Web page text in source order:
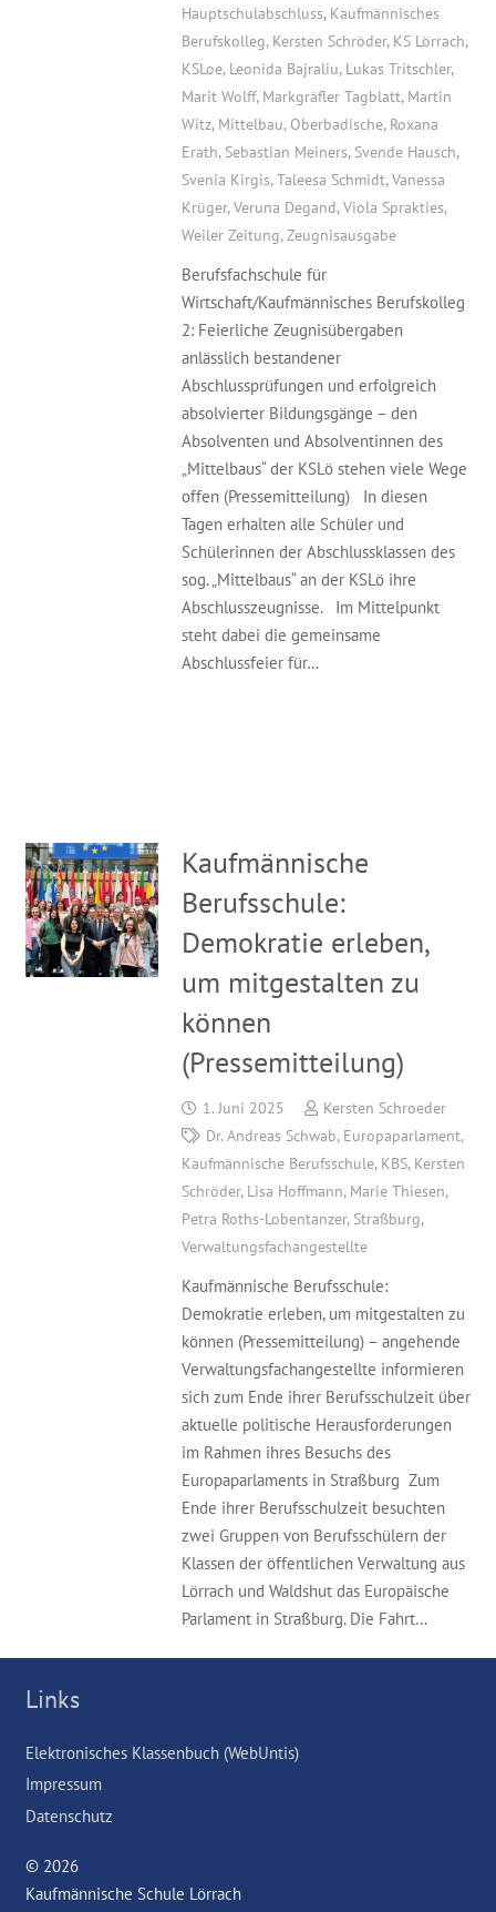
Hauptschulabschluss, Kaufmännisches
Berufskolleg, Kersten Schröder, KS Lörrach,
KSLoe, Leonida Bajraliu, Lukas Tritschler,
Marit Wolff, Markgräfler Tagblatt, Martin
Witz, Mittelbau, Oberbadische, Roxana
Erath, Sebastian Meiners, Svende Hausch,
Svenia Kirgis, Taleesa Schmidt, Vanessa
Krüger, Veruna Degand, Viola Sprakties,
Weiler Zeitung, Zeugnisausgabe
Berufsfachschule für
Wirtschaft/Kaufmännisches Berufskolleg
2: Feierliche Zeugnisübergaben
anlässlich bestandener
Abschlussprüfungen und erfolgreich
absolvierter Bildungsgänge – den
Absolventen und Absolventinnen des
„Mittelbaus“ der KSLö stehen viele Wege
offen (Pressemitteilung) In diesen
Tagen erhalten alle Schüler und
Schülerinnen der Abschlussklassen des
sog. „Mittelbaus“ an der KSLö ihre
Abschlusszeugnisse. Im Mittelpunkt
steht dabei die gemeinsame
Abschlussfeier für…
Kaufmännische
Berufsschule:
Demokratie erleben,
um mitgestalten zu
können
(Pressemitteilung)
1. Juni 2025
Kersten Schroeder
Dr. Andreas Schwab, Europaparlament,
Kaufmännische Berufsschule, KBS, Kersten
Schröder, Lisa Hoffmann, Marie Thiesen,
Petra Roths-Lobentanzer, Straßburg,
Verwaltungsfachangestellte
Kaufmännische Berufsschule:
Demokratie erleben, um mitgestalten zu
können (Pressemitteilung) – angehende
Verwaltungsfachangestellte informieren
sich zum Ende ihrer Berufsschulzeit über
aktuelle politische Herausforderungen
im Rahmen ihres Besuchs des
Europaparlaments in Straßburg Zum
Ende ihrer Berufsschulzeit besuchten
zwei Gruppen von Berufsschülern der
Klassen der öffentlichen Verwaltung aus
Lörrach und Waldshut das Europäische
Parlament in Straßburg. Die Fahrt…
Links
Elektronisches Klassenbuch (WebUntis)
Impressum
Datenschutz
© 2026
Kaufmännische Schule Lörrach